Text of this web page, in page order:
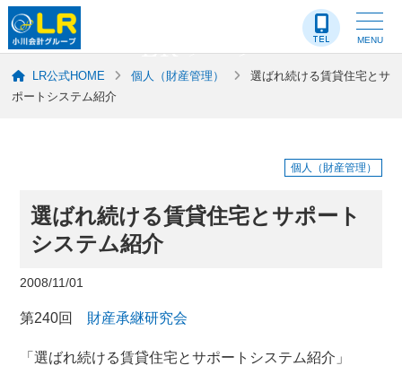
MENU
LR-ブログ
LR公式HOME 個人（財産管理）
選ばれ続ける賃貸住宅とサ
ポートシステム紹介
個人（財産管理）
選ばれ続ける賃貸住宅とサポート
システム紹介
2008/11/01
第240回 財産承継研究会
「選ばれ続ける賃貸住宅とサポートシステム紹介」